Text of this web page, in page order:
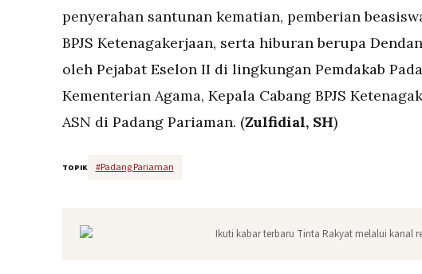
penyerahan santunan kematian, pemberian
BPJS Ketenagakerjaan, serta hiburan berupa
oleh Pejabat Eselon II di lingkungan Pemdakab
Kementerian Agama, Kepala Cabang BPJS
ASN di Padang Pariaman. (Zulfidial, SH)
TOPIK #Padang Pariaman
Ikuti kabar terbaru Tinta Rakyat melalui kanal